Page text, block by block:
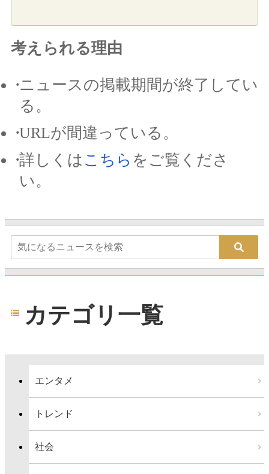
考えられる理由
ニュースの掲載期間が終了してい
る。
URLが間違っている。
詳しくは こちら をご覧くださ
い。
カテゴリ一覧
エンタメ
トレンド
社会